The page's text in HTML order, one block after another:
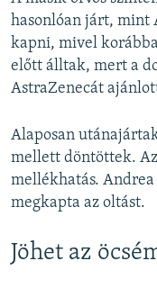
hasonlóan járt, mint
kapni, mivel
előtt álltak, mert a
AstraZenecát
Alaposan
mellett döntöttek.
mellékhatás.
megkapta az oltást.
Jöhet az